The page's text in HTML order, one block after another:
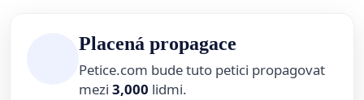
Placená propagace
Petice.com bude tuto petici propagovat
mezi 3,000 lidmi.